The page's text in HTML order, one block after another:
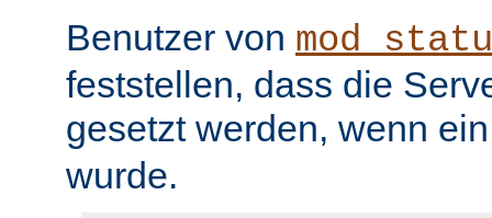
Benutzer von
feststellen, dass die
gesetzt werden, wenn
wurde.